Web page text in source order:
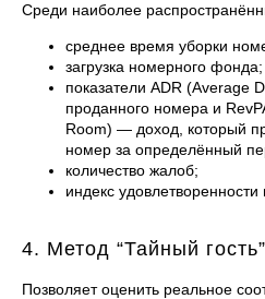
Среди наиболее
среднее время уборки
загрузка номерного фонда;
показатели ADR (Average
проданного номера и
Room) — доход, который
номер за определённый
количество жалоб;
индекс удовлетворенности
4. Метод “Тайный
Позволяет оценить реальное